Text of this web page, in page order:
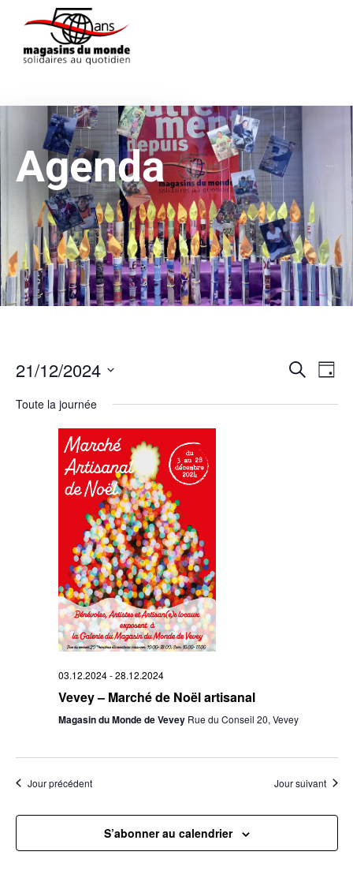
Agenda
et
Recherche
de
Jour
21/12/2024
une
date.
Toute la journée
03.12.2024-28.12.2024
Vevey – Marché de Noël artisanal
Magasin du Monde de Vevey Rue du Conseil 20, Vevey
Jour précédent Jour suivant
S’abonner au calendrier